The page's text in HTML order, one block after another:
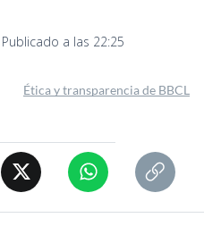
a las 22:25
Ética y transparencia de BBCL